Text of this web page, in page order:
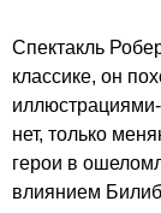
Спектакль
классике, он
нет, только
герои в
влиянием